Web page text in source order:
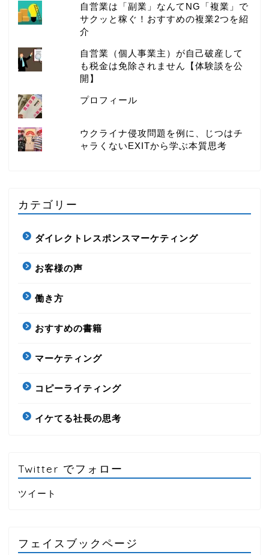
自営業は「副業」なんてNG「複業」で
サクッと稼ぐ！おすすめの複業2つを紹
介
自営業（個人事業主）が自己破産して
も税金は免除されません【体験談を公
開】
プロフィール
ウクライナ侵攻問題を例に、じつはチ
ャラくないEXITから学ぶ本質思考
カテゴリー
ダイレクトレスポンスマーケティング
お客様の声
働き方
おすすめの書籍
マーケティング
コピーライティング
イケてる社長の思考
Twitter でフォロー
ツイート
フェイスブックページ